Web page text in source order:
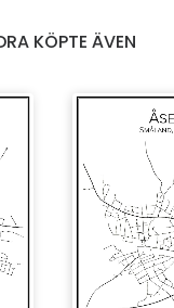
KÖPTE ÄVEN